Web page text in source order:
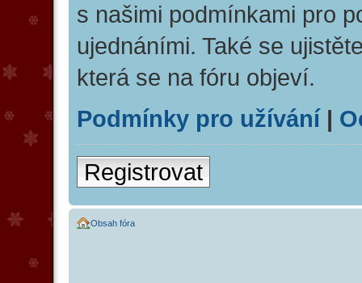
s našimi podmínkami pro
ujednáními. Také se
která se na fóru objeví.
Podmínky pro užívání|
Registrovat
Obsah fóra